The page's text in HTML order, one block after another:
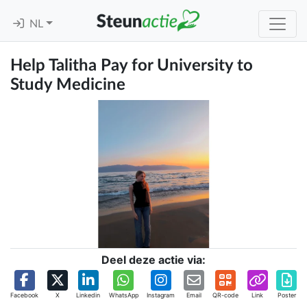
NL
Help Talitha Pay for University to
Study Medicine
Deel deze actie via:
Facebook X Linkedin WhatsApp Instagram Email QR-code Link Poster